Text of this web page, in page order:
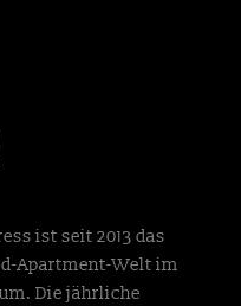
ist seit 2013 das
Apartment-Welt im
Die jährliche